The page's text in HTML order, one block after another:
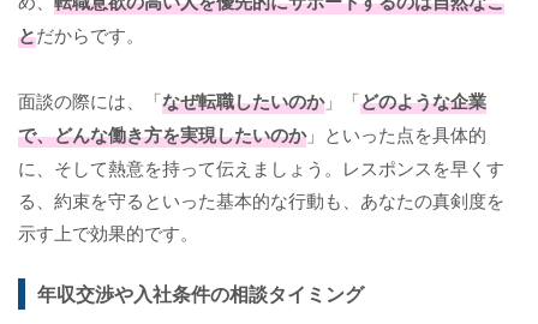
とだからです。
面談の際には、「なぜ転職したいのか」「どのような企業
で、どんな働き方を実現したいのか」といった点を具体的
に、そして熱意を持って伝えましょう。レスポンスを早くす
る、約束を守るといった基本的な行動も、あなたの真剣度を
示す上で効果的です。
年収交渉や入社条件の相談タイミング